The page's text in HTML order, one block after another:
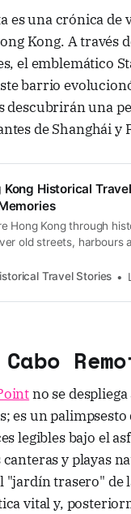
es una crónica
Kong. A través
el emblemático
barrio
descubrirán una
de Shanghái y
Kong Historical
Hong Kong through
old streets, harbours
Travel Stories
no se
es un
legibles bajo el
y playas
"jardín trasero" de
vital y,